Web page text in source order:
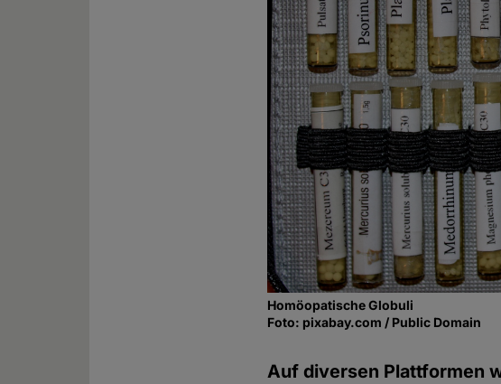
Homöopatische Globuli
Foto: pixabay.com / Public Domain
Auf diversen Plattformen